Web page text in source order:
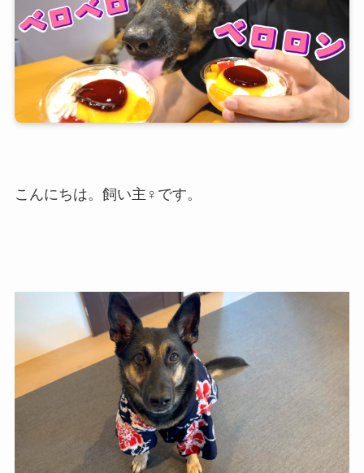
こんにちは。飼い主♀です。